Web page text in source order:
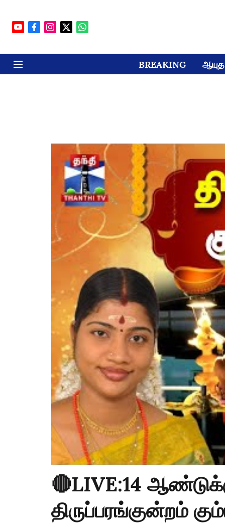
BREAKING ஆயுத
🔴LIVE:14
திருப்பரங்குன்றம்